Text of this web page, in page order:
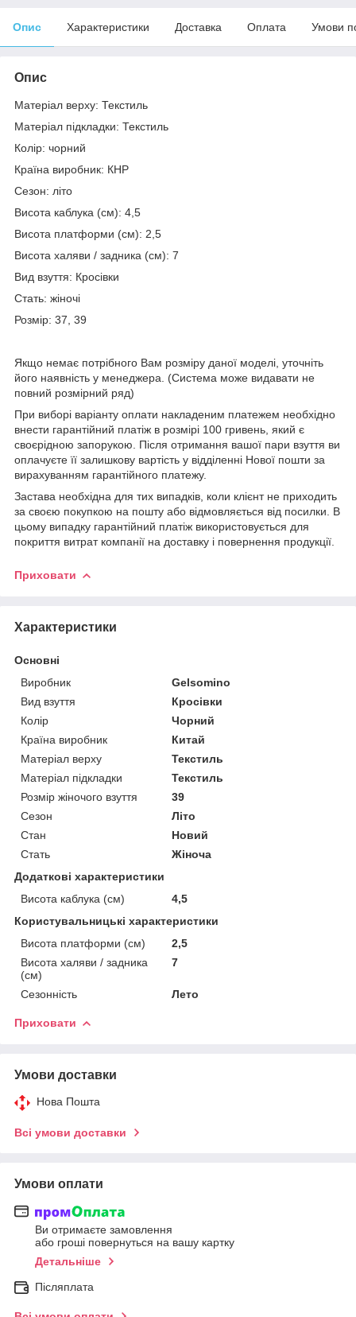
Опис Характеристики Доставка Оплата Умови
Опис
Матеріал верху: Текстиль
Матеріал підкладки: Текстиль
Колір: чорний
Країна виробник: КНР
Сезон: літо
Висота каблука (см): 4,5
Висота платформи (см): 2,5
Висота халяви / задника (см): 7
Вид взуття: Кросівки
Стать: жіночі
Розмір: 37, 39
Якщо немає потрібного Вам розміру даної моделі, уточніть
його наявність у менеджера. (Система може видавати не
повний розмірний ряд)
При виборі варіанту оплати накладеним платежем необхідно
внести гарантійний платіж в розмірі 100 гривень, який є
своєрідною запорукою. Після отримання вашої пари взуття ви
оплачуєте її залишкову вартість у відділенні Нової пошти за
вирахуванням гарантійного платежу.
Застава необхідна для тих випадків, коли клієнт не приходить
за своєю покупкою на пошту або відмовляється від посилки. В
цьому випадку гарантійний платіж використовується для
покриття витрат компанії на доставку і повернення продукції.
Приховати
Характеристики
Основні
Виробник
Gelsomino
Вид взуття
Кросівки
Колір
Чорний
Країна виробник
Китай
Матеріал верху
Текстиль
Матеріал підкладки
Текстиль
Розмір жіночого взуття
39
Сезон
Літо
Стан
Новий
Стать
Жіноча
Додаткові характеристики
Висота каблука (см)
4,5
Користувальницькі характеристики
Висота платформи (см)
2,5
Висота халяви / задника
(см)
7
Сезонність Лето
Приховати
Умови доставки
Нова Пошта
Всі умови доставки
Умови оплати
Ви отримаєте замовлення
або гроші повернуться на вашу картку
Детальніше
Післяплата